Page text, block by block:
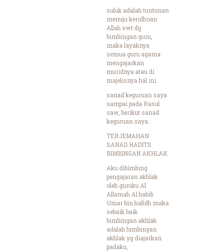
suluk adalah tuntunan
menuju keridhoan
Allah swt dg
bimbingan guru,
maka layaknya
semua guru agama
mengajarkan
muridnya atau di
majelisnya hal ini.
sanad keguruan saya
sampai pada Rasul
saw, berikut sanad
keguruan saya :
TERJEMAHAN
SANAD HADITS
BIMBINGAN AKHLAK
Aku dibimbing
pengajaran akhlak
oleh guruku Al
Allamah Al habib
Umar bin hafidh maka
sebaik baik
bimbingan akhlak
adalah bimbingan
akhlak yg diajarkan
padaku,